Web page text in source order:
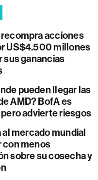
acciones
US$4.500 millones
sus ganancias
pueden llegar las
AMD? BofA es
advierte riesgos
al mercado mundial
con menos
sobre su cosecha y